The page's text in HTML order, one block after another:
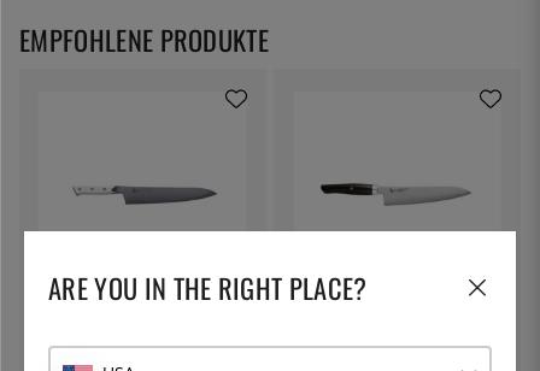
Damastmesser Corian -
EMPFOHLENE PRODUKTE
ARE YOU IN THE RIGHT PLACE?